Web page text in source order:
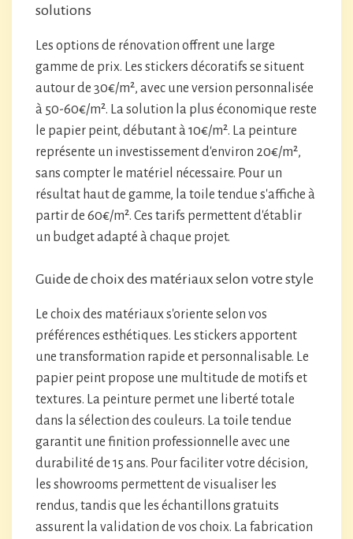
solutions
Les options de rénovation offrent une large
gamme de prix. Les stickers décoratifs se situent
autour de 30€/m², avec une version personnalisée
à 50-60€/m². La solution la plus économique reste
le papier peint, débutant à 10€/m². La peinture
représente un investissement d'environ 20€/m²,
sans compter le matériel nécessaire. Pour un
résultat haut de gamme, la toile tendue s'affiche à
partir de 60€/m². Ces tarifs permettent d'établir
un budget adapté à chaque projet.
Guide de choix des matériaux selon votre style
Le choix des matériaux s'oriente selon vos
préférences esthétiques. Les stickers apportent
une transformation rapide et personnalisable. Le
papier peint propose une multitude de motifs et
textures. La peinture permet une liberté totale
dans la sélection des couleurs. La toile tendue
garantit une finition professionnelle avec une
durabilité de 15 ans. Pour faciliter votre décision,
les showrooms permettent de visualiser les
rendus, tandis que les échantillons gratuits
assurent la validation de vos choix. La fabrication